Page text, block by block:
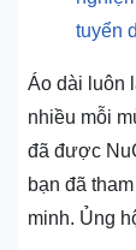
tuyển
Áo dài luôn
nhiều mỗi
đã được
bạn đã
minh. Ủng